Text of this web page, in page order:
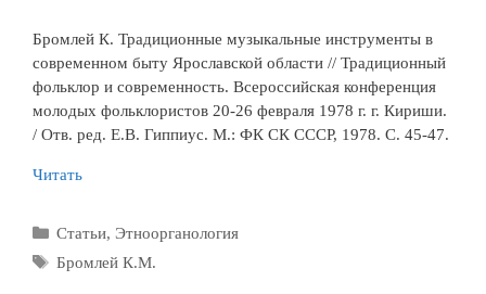
Бромлей К. Традиционные музыкальные инструменты в
современном быту Ярославской области // Традиционный
фольклор и современность. Всероссийская конференция
молодых фольклористов 20-26 февраля 1978 г. г. Кириши.
/ Отв. ред. Е.В. Гиппиус. М.: ФК СК СССР, 1978. С. 45-47.
Читать
Рубрики
Статьи, Этноорганология
Метки
Бромлей К.М.